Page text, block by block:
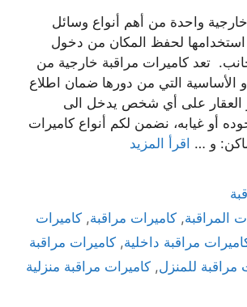
واحدة من أهم أنواع وسائل
استخدامها لحفظ المكان من دخول
تعد كاميرات مراقبة خارجية من
الأساسية التي من دورها ضمان اطلاع
العقار على أي شخص يدخل الى
أو غيابه، نضمن لكم أنواع كاميرات
و … اقرأ المزيد
المراقبة,كاميرات مراقبة,كاميرات
مراقبة داخلية, كاميرات مراقبة
مراقبة للمنزل, كاميرات مراقبة منزلية